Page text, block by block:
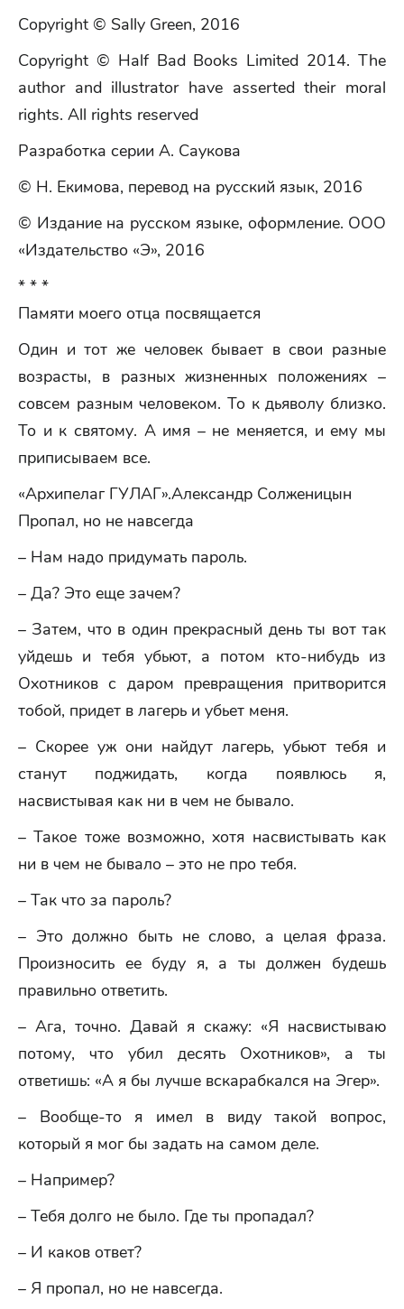
Copyright © Sally Green, 2016
Copyright © Half Bad Books Limited 2014. The
author and illustrator have asserted their moral
rights. All rights reserved
Разработка серии А. Саукова
© Н. Екимова, перевод на русский язык, 2016
© Издание на русском языке, оформление. ООО
«Издательство «Э», 2016
* * *
Памяти моего отца посвящается
Один и тот же человек бывает в свои разные
возрасты, в разных жизненных положениях –
совсем разным человеком. То к дьяволу близко.
То и к святому. А имя – не меняется, и ему мы
приписываем все.
«Архипелаг ГУЛАГ».Александр Солженицын
Пропал, но не навсегда
– Нам надо придумать пароль.
– Да? Это еще зачем?
– Затем, что в один прекрасный день ты вот так
уйдешь и тебя убьют, а потом кто-нибудь из
Охотников с даром превращения притворится
тобой, придет в лагерь и убьет меня.
– Скорее уж они найдут лагерь, убьют тебя и
станут поджидать, когда появлюсь я,
насвистывая как ни в чем не бывало.
– Такое тоже возможно, хотя насвистывать как
ни в чем не бывало – это не про тебя.
– Так что за пароль?
– Это должно быть не слово, а целая фраза.
Произносить ее буду я, а ты должен будешь
правильно ответить.
– Ага, точно. Давай я скажу: «Я насвистываю
потому, что убил десять Охотников», а ты
ответишь: «А я бы лучше вскарабкался на Эгер».
– Вообще-то я имел в виду такой вопрос,
который я мог бы задать на самом деле.
– Например?
– Тебя долго не было. Где ты пропадал?
– И каков ответ?
– Я пропал, но не навсегда.